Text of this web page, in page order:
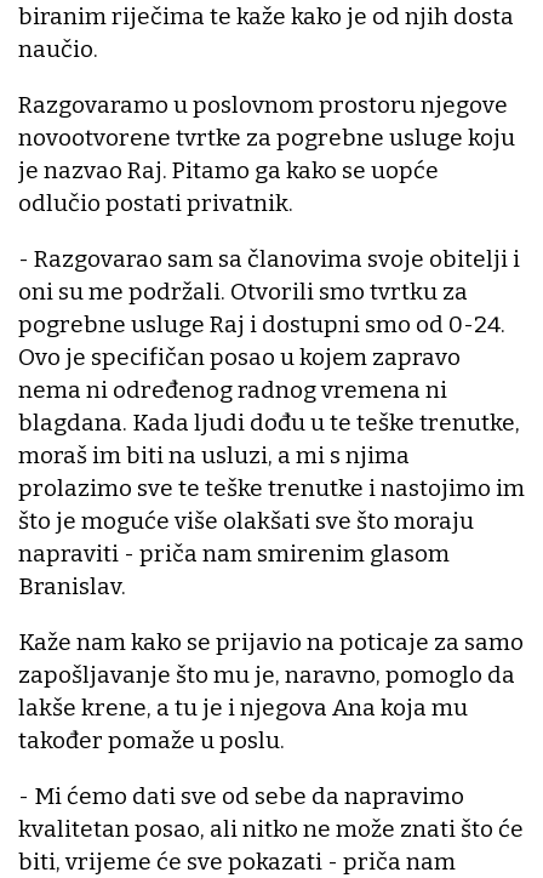
biranim riječima te kaže kako je od njih dosta
naučio.
Razgovaramo u poslovnom prostoru njegove
novootvorene tvrtke za pogrebne usluge koju
je nazvao Raj. Pitamo ga kako se uopće
odlučio postati privatnik.
- Razgovarao sam sa članovima svoje obitelji i
oni su me podržali. Otvorili smo tvrtku za
pogrebne usluge Raj i dostupni smo od 0-24.
Ovo je specifičan posao u kojem zapravo
nema ni određenog radnog vremena ni
blagdana. Kada ljudi dođu u te teške trenutke,
moraš im biti na usluzi, a mi s njima
prolazimo sve te teške trenutke i nastojimo im
što je moguće više olakšati sve što moraju
napraviti - priča nam smirenim glasom
Branislav.
Kaže nam kako se prijavio na poticaje za samo
zapošljavanje što mu je, naravno, pomoglo da
lakše krene, a tu je i njegova Ana koja mu
također pomaže u poslu.
- Mi ćemo dati sve od sebe da napravimo
kvalitetan posao, ali nitko ne može znati što će
biti, vrijeme će sve pokazati - priča nam